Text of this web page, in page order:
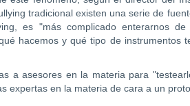
tradicional existen una serie de
es "más complicado enterarnos
hacemos y qué tipo de instrumentos
a asesores en la materia para
expertas en la materia de cara a un